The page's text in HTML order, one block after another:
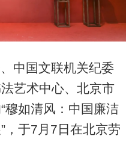
中国文联机关纪委
艺术中心、北京市
穆如清风：中国廉洁
，于7月7日在北京劳